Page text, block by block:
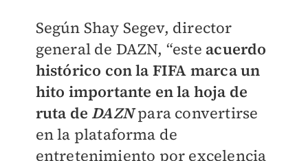
Según Shay Segev, director
general de DAZN, “este acuerdo
histórico con la FIFA marca un
hito importante en la hoja de
ruta de DAZN para convertirse
en la plataforma de
entretenimiento por excelencia